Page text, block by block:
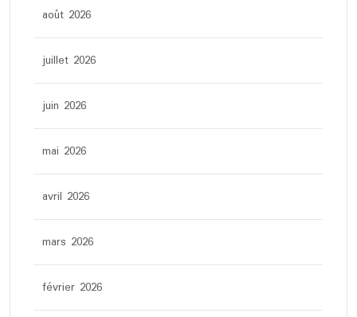
août 2026
juillet 2026
juin 2026
mai 2026
avril 2026
mars 2026
février 2026